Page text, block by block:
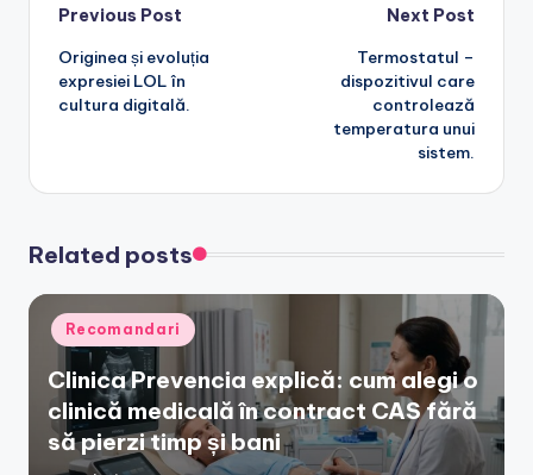
Post
navigation
Previous Post
Originea și evoluția
expresiei LOL în
cultura digitală.
Next Post
Termostatul –
dispozitivul care
controlează
temperatura unui
sistem.
Related posts
Posted
in
Recomandari
Clinica Prevencia explică: cum alegi o
clinică medicală în contract CAS fără
să pierzi timp și bani